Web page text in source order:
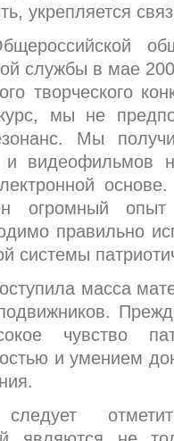
укрепляется
службы в мае
творческого
мы не
Мы
и видеофильмов
основе.
опыт
правильно
системы
масса
чувство
и умением